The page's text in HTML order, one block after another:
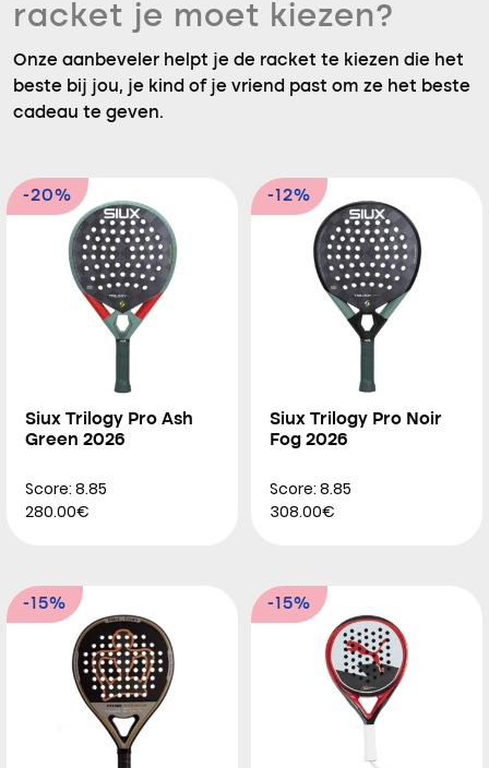
racket je moet kiezen?
Onze aanbeveler helpt je de racket te kiezen die het
beste bij jou, je kind of je vriend past om ze het beste
cadeau te geven.
-20%
Siux Trilogy Pro Ash
Green 2026
Score: 8.85
280.00€
-12%
Siux Trilogy Pro Noir
Fog 2026
Score: 8.85
308.00€
-15% -15%